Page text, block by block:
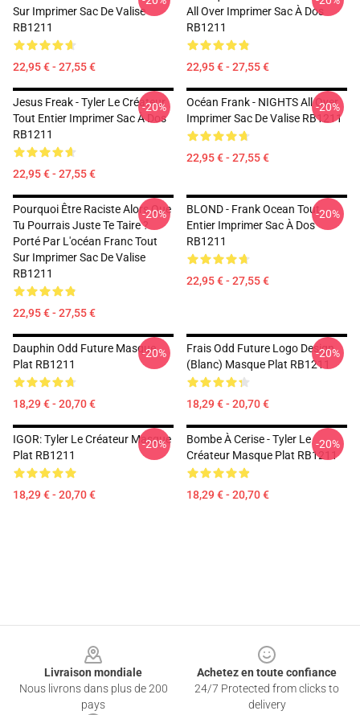
Sur Imprimer Sac De Valise
RB1211
22,95 € - 27,55 €
All Over Imprimer Sac À Dos
RB1211
22,95 € - 27,55 €
Jesus Freak - Tyler Le Créateur
Tout Entier Imprimer Sac À Dos
RB1211
22,95 € - 27,55 €
-20%
Océan Frank - NIGHTS All Over
Imprimer Sac De Valise RB1211
22,95 € - 27,55 €
-20%
Pourquoi Être Raciste Alors Que
Tu Pourrais Juste Te Taire ?
Porté Par L'océan Franc Tout
Sur Imprimer Sac De Valise
RB1211
22,95 € - 27,55 €
-20%
BLOND - Frank Ocean Tout
Entier Imprimer Sac À Dos
RB1211
22,95 € - 27,55 €
-20%
Dauphin Odd Future Masque
Plat RB1211
18,29 € - 20,70 €
-20%
Frais Odd Future Logo Design
(blanc) Masque Plat RB1211
18,29 € - 20,70 €
-20%
IGOR: Tyler Le Créateur Masque
Plat RB1211
18,29 € - 20,70 €
-20%
Bombe À Cerise - Tyler Le
Créateur Masque Plat RB1211
18,29 € - 20,70 €
-20%
Livraison mondiale
Nous livrons dans plus de 200
pays
Achetez en toute confiance
24/7 Protected from clicks to
delivery